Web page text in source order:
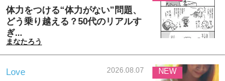
体力をつける“体力がない”問題、
どう乗り越える？50代のリアルす
ぎ...
まなたろう
Love 2026.08.07 NEW